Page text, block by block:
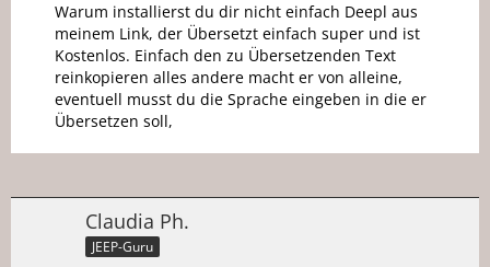
Warum installierst du dir nicht einfach Deepl aus
meinem Link, der Übersetzt einfach super und ist
Kostenlos. Einfach den zu Übersetzenden Text
reinkopieren alles andere macht er von alleine,
eventuell musst du die Sprache eingeben in die er
Übersetzen soll,
Claudia Ph.
JEEP-Guru